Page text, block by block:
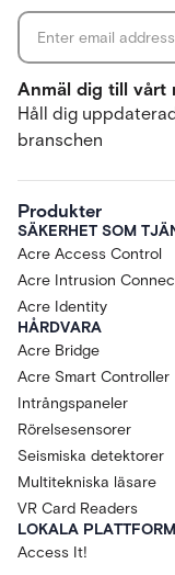
Anmäl dig till vårt
Håll dig
branschen
Produkter
SÄKERHET SOM
Acre Access Control
Acre Intrusion
Acre Identity
HÅRDVARA
Acre Bridge
Acre Smart Controller
Intrångspaneler
Rörelsesensorer
Seismiska detektorer
Multitekniska läsare
VR Card Readers
LOKALA
Access It!